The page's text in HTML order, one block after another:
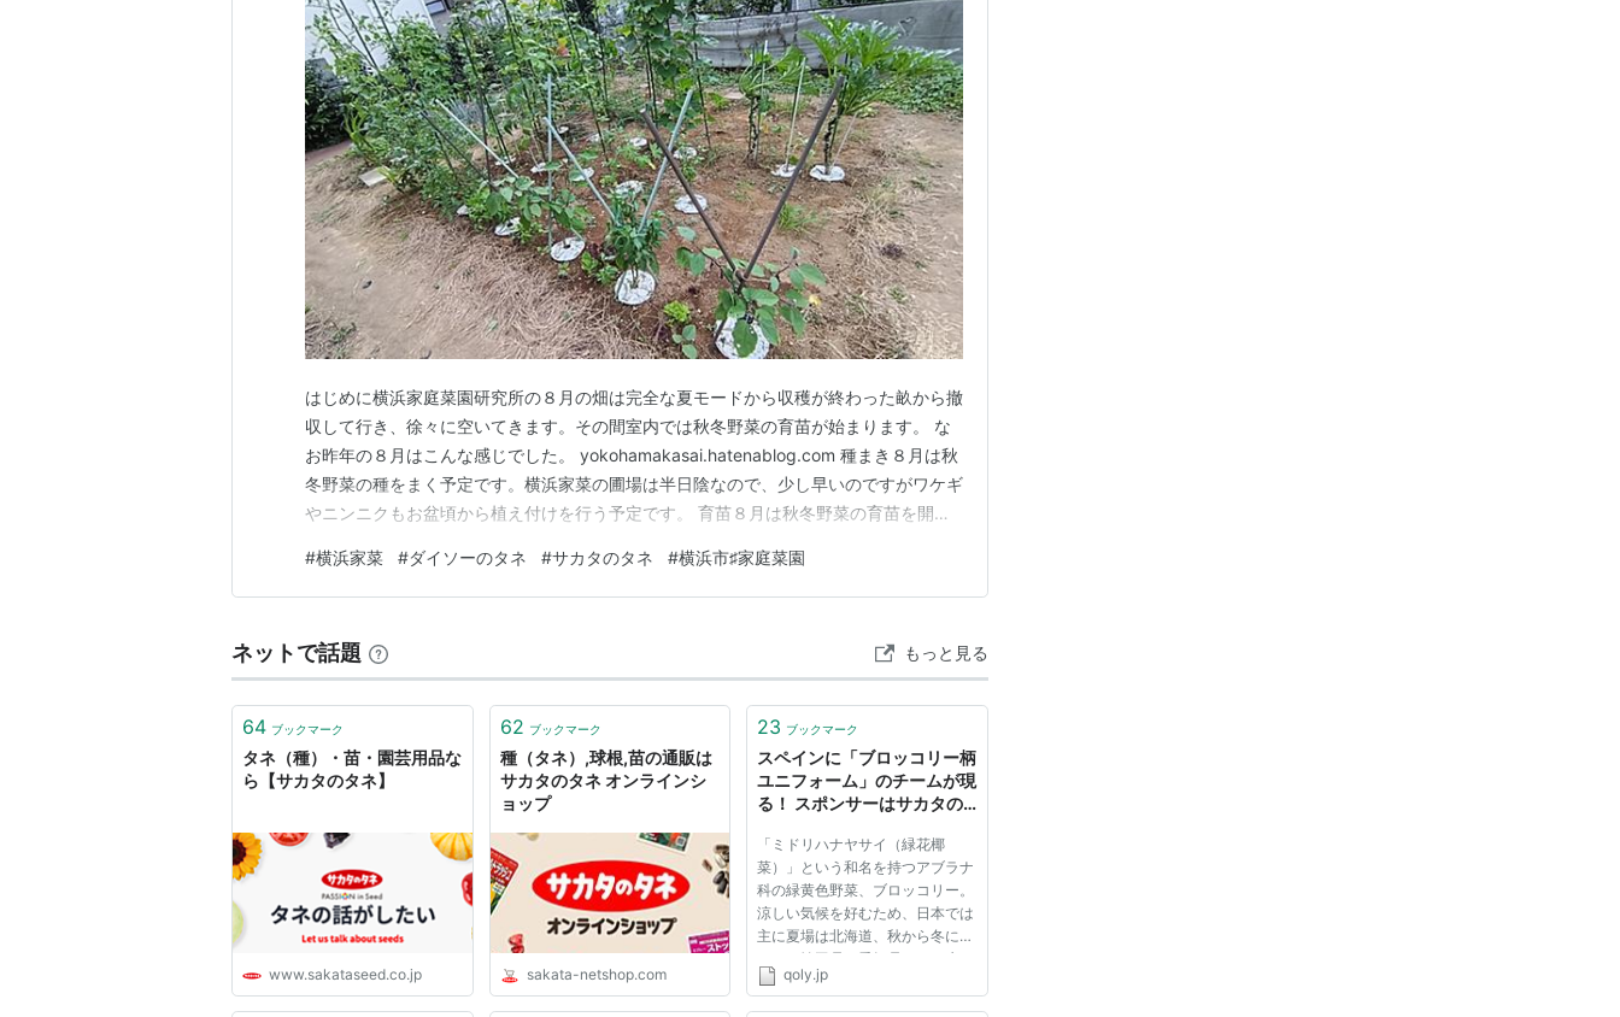
はじめに横浜家庭菜園研究所の８月の畑は完全な夏モードから収穫が終わった畝から撤
収して行き、徐々に空いてきます。その間室内では秋冬野菜の育苗が始まります。 な
お昨年の８月はこんな感じでした。 yokohamakasai.hatenablog.com 種まき８月は秋
冬野菜の種をまく予定です。横浜家菜の圃場は半日陰なので、少し早いのですがワケギ
やニンニクもお盆頃から植え付けを行う予定です。 育苗８月は秋冬野菜の育苗を開始
た苗から定植するかもしれません。開花・着果８月はウリ科の着果が続きます。また、
ナスやピーマン、シシトウな…
#横浜家菜 #ダイソーのタネ #サカタのタネ #横浜市♯家庭菜園
ネットで話題 もっと見る
64 ブックマーク
タネ（種）・苗・園芸用品な
ら【サカタのタネ】
www.sakataseed.co.jp
62 ブックマーク
種（タネ）,球根,苗の通販は
サカタのタネ オンラインシ
ョップ
sakata-netshop.com
23 ブックマーク
スペインに「ブロッコリー柄
ユニフォーム」のチームが現
る！ スポンサーはサカタの
「ミドリハナヤサイ（緑花椰
菜）」という和名を持つアブラナ
科の緑黄色野菜、ブロッコリー。
涼しい気候を好むため、日本では
主に夏場は北海道、秋から冬にか
けては埼玉県や愛知県などで生
産。よく似たカリフラワーの方が
qoly.jp